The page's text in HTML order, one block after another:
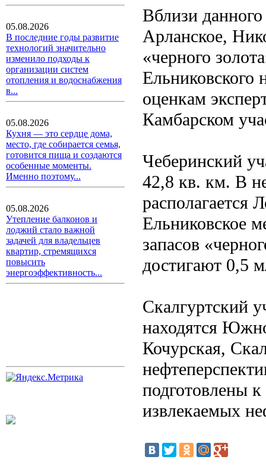
05.08.2026
В последние годы развитие
технологий значительно
изменило подходы к
организации систем
отопления и водоснабжения
в...
05.08.2026
Кухня — это сердце дома,
место, где собирается семья,
готовится пища и создаются
особенные моменты.
Именно поэтому...
05.08.2026
Утепление балконов и
лоджий стало важной
задачей для владельцев
квартир, стремящихся
повысить
энергоэффективность...
Вблизи данного
Арланское,
«черного
Ельниковского
оценкам
Камбарском
Чеберинский
42,8 кв. км. В
располагается
Ельниковское
запасов
достигают 0,5
Скалгуртский
находятся
Кочурская,
подготовлены
извлекаемых